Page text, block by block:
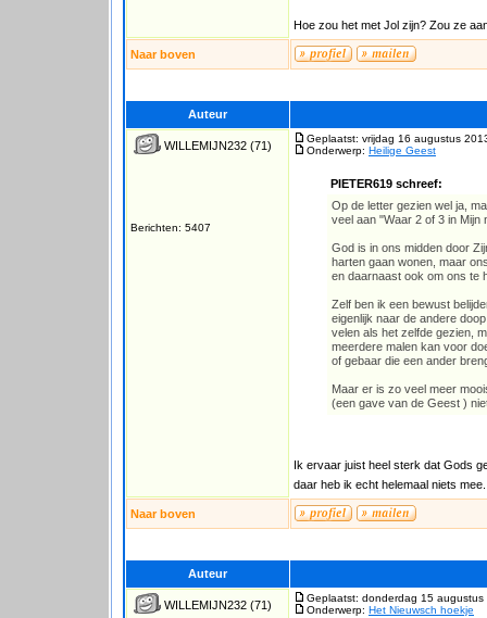
Hoe zou het met Jol zijn? Zou ze
Naar boven
Auteur
WILLEMIJN232 (71)
Berichten: 5407
Geplaatst: vrijdag 16 augustus
Onderwerp: Heilige Geest
PIETER619 schreef:
Op de letter gezien wel ja,
veel aan "Waar 2 of 3 in Mijn
God is in ons midden door
harten gaan wonen, maar
en daarnaast ook om ons te
Zelf ben ik een bewust
eigenlijk naar de andere
velen als het zelfde gezien,
meerdere malen kan voor
of gebaar die een ander
Maar er is zo veel meer
(een gave van de Geest )
Ik ervaar juist heel sterk dat Gods
daar heb ik echt helemaal niets
Naar boven
Auteur
WILLEMIJN232 (71)
Geplaatst: donderdag 15
Onderwerp: Het Nieuwsch hoekje